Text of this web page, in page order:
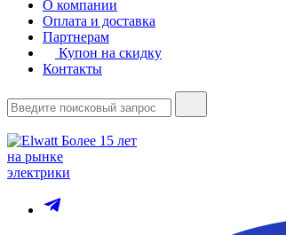
О компании
Оплата и доставка
Партнерам
Купон на скидку
Контакты
Более 15 лет
на рынке
электрики